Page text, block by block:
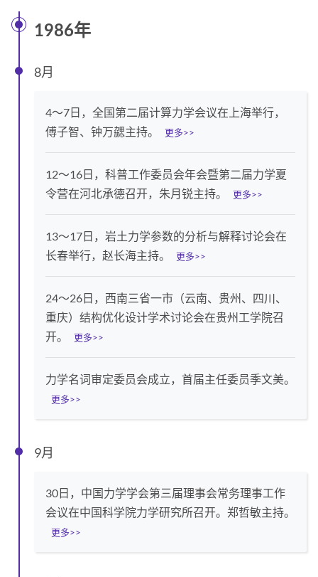
1986年
8月
4～7日，全国第二届计算力学会议在上海举行，
傅子智、钟万勰主持。
更多>>
12～16日，科普工作委员会年会暨第二届力学夏
令营在河北承德召开，朱月锐主持。
更多>>
13～17日，岩土力学参数的分析与解释讨论会在
长春举行，赵长海主持。
更多>>
24～26日，西南三省一市（云南、贵州、四川、
重庆）结构优化设计学术讨论会在贵州工学院召
开。
更多>>
力学名词审定委员会成立，首届主任委员季文美。
更多>>
9月
30日，中国力学学会第三届理事会常务理事工作
会议在中国科学院力学研究所召开。郑哲敏主持。
更多>>